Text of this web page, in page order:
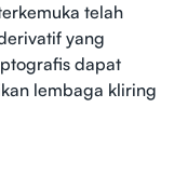
telah
yang
dapat
lembaga kliring